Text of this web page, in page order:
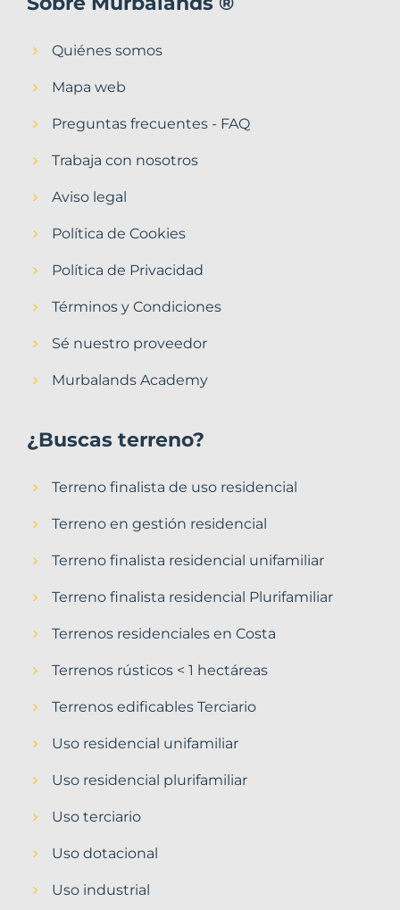
Quiénes somos
Mapa web
Preguntas frecuentes - FAQ
Trabaja con nosotros
Aviso legal
Política de Cookies
Política de Privacidad
Términos y Condiciones
Sé nuestro proveedor
Murbalands Academy
¿Buscas terreno?
Terreno finalista de uso residencial
Terreno en gestión residencial
Terreno finalista residencial unifamiliar
Terreno finalista residencial Plurifamiliar
Terrenos residenciales en Costa
Terrenos rústicos < 1 hectáreas
Terrenos edificables Terciario
Uso residencial unifamiliar
Uso residencial plurifamiliar
Uso terciario
Uso dotacional
Uso industrial